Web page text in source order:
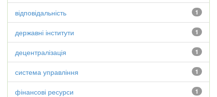
1
відповідальність
1
державні інститути
1
децентралізація
1
система управління
1
фінансові ресурси